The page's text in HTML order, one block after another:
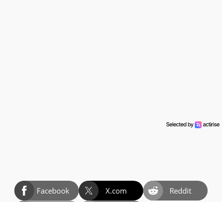
Facebook X.com
Reddit